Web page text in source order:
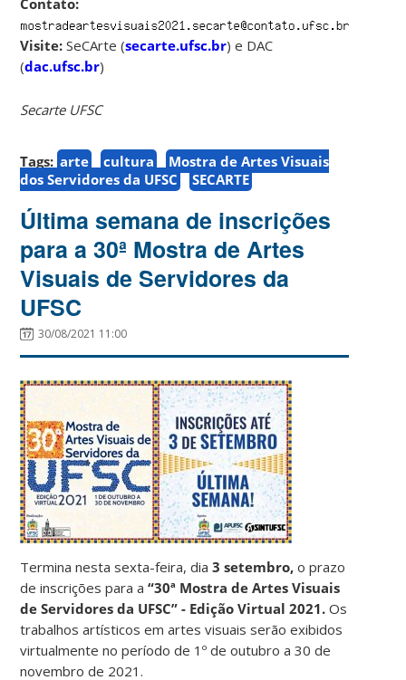
Visite: SeCArte (secarte.ufsc.br) e DAC
(dac.ufsc.br)
Secarte UFSC
Tags: arte cultura
Mostra de Artes Visuais
dos Servidores da UFSC
SECARTE
Última semana de inscrições
para a 30ª Mostra de Artes
Visuais de Servidores da
UFSC
30/08/2021 11:00
Termina nesta sexta-feira, dia3 setembro, o prazo
de inscrições para a“30ª Mostra de Artes Visuais
de Servidores da UFSC” - Edição Virtual 2021.Os
trabalhos artísticos em artes visuais serão exibidos
virtualmente no período de 1º de outubro a 30 de
novembro de 2021.